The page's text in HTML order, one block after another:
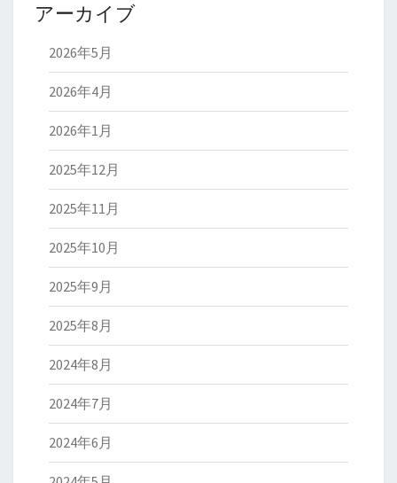
アーカイブ
2026年5月
2026年4月
2026年1月
2025年12月
2025年11月
2025年10月
2025年9月
2025年8月
2024年8月
2024年7月
2024年6月